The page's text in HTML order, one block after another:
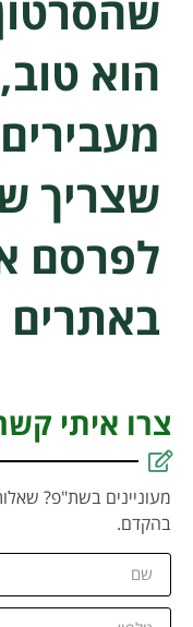
הוא
שצריך
לפרסם
באתרים
צרו איתי
מעוניינים בשת"פ?
בהקדם.